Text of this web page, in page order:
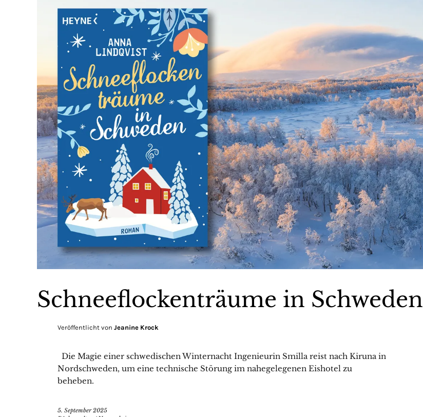
Schneeflockenträume in Schweden
Veröffentlicht von Jeanine Krock
Die Magie einer schwedischen Winternacht Ingenieurin Smilla reist nach Kiruna in
Nordschweden, um eine technische Störung im nahegelegenen Eishotel zu
beheben.
5. September 2025